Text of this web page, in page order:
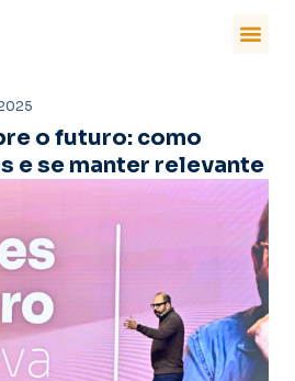
o futuro: como
e se manter relevante